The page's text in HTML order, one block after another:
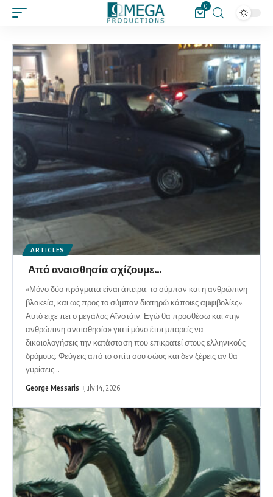
0
ARTICLES
Από αναισθησία σχίζουμε…
«Μόνο δύο πράγματα είναι άπειρα: το σύμπαν και η ανθρώπινη
βλακεία, και ως προς το σύμπαν διατηρώ κάποιες αμφιβολίες».
Αυτό είχε πει ο μεγάλος Αϊνστάιν. Εγώ θα προσθέσω και «την
ανθρώπινη αναισθησία» γιατί μόνο έτσι μπορείς να
δικαιολογήσεις την κατάσταση που επικρατεί στους ελληνικούς
δρόμους. Φεύγεις από το σπίτι σου σώος και δεν ξέρεις αν θα
γυρίσεις…
George Messaris July 14, 2026